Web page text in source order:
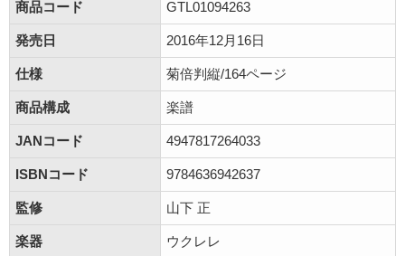
商品コード
GTL01094263
発売日 2016年12月16日
仕様 菊倍判縦/164ページ
商品構成 楽譜
JANコード 4947817264033
ISBNコード 9784636942637
監修 山下 正
楽器 ウクレレ